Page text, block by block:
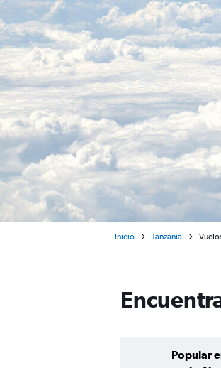
Inicio Tanzania
Popular